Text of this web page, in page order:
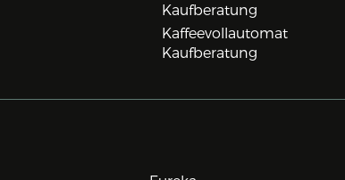
Kaufberatung
Kaffeevollautomat
Kaufberatung